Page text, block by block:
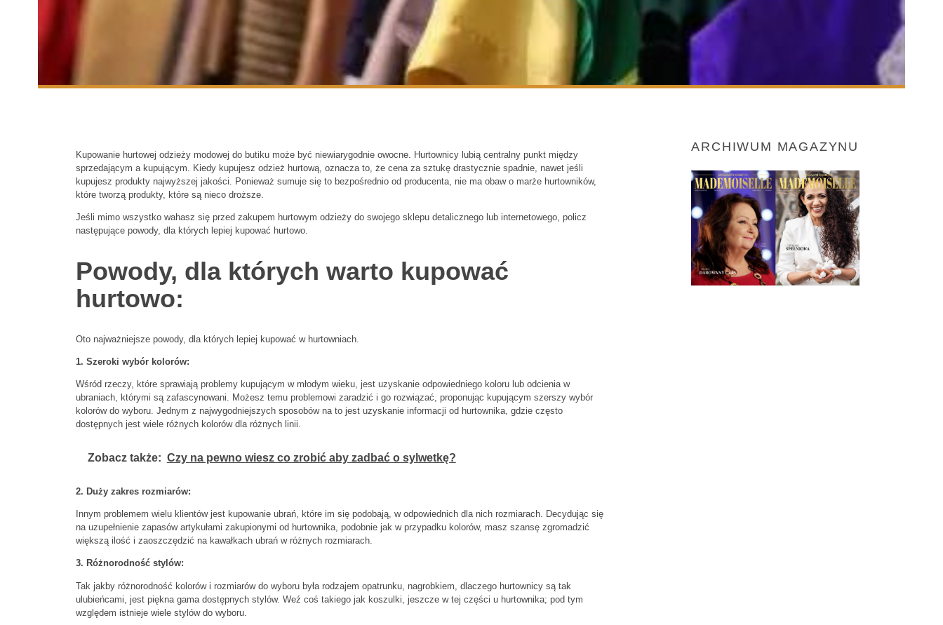
Kupowanie hurtowej odzieży modowej do butiku może być niewiarygodnie owocne. Hurtownicy lubią centralny punkt między
sprzedającym a kupującym. Kiedy kupujesz odzież hurtową, oznacza to, że cena za sztukę drastycznie spadnie, nawet jeśli
kupujesz produkty najwyższej jakości. Ponieważ sumuje się to bezpośrednio od producenta, nie ma obaw o marże hurtowników,
które tworzą produkty, które są nieco droższe.
Jeśli mimo wszystko wahasz się przed zakupem hurtowym odzieży do swojego sklepu detalicznego lub internetowego, policz
następujące powody, dla których lepiej kupować hurtowo.
Powody, dla których warto kupować
hurtowo:
Oto najważniejsze powody, dla których lepiej kupować w hurtowniach.
1. Szeroki wybór kolorów:
Wśród rzeczy, które sprawiają problemy kupującym w młodym wieku, jest uzyskanie odpowiedniego koloru lub odcienia w
ubraniach, którymi są zafascynowani. Możesz temu problemowi zaradzić i go rozwiązać, proponując kupującym szerszy wybór
kolorów do wyboru. Jednym z najwygodniejszych sposobów na to jest uzyskanie informacji od hurtownika, gdzie często
dostępnych jest wiele różnych kolorów dla różnych linii.
Zobacz także: Czy na pewno wiesz co zrobić aby zadbać o sylwetkę?
2. Duży zakres rozmiarów:
Innym problemem wielu klientów jest kupowanie ubrań, które im się podobają, w odpowiednich dla nich rozmiarach. Decydując się
na uzupełnienie zapasów artykułami zakupionymi od hurtownika, podobnie jak w przypadku kolorów, masz szansę zgromadzić
większą ilość i zaoszczędzić na kawałkach ubrań w różnych rozmiarach.
3. Różnorodność stylów:
Tak jakby różnorodność kolorów i rozmiarów do wyboru była rodzajem opatrunku, nagrobkiem, dlaczego hurtownicy są tak
ulubieńcami, jest piękna gama dostępnych stylów. Weź coś takiego jak koszulki, jeszcze w tej części u hurtownika; pod tym
względem istnieje wiele stylów do wyboru.
ARCHIWUM MAGAZYNU